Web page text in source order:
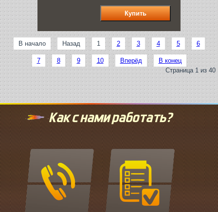
В начало Назад 1 2 3 4 5 6
7 8 9 10 Вперёд
В конец
Страница 1 из 40
Как с нами работать?